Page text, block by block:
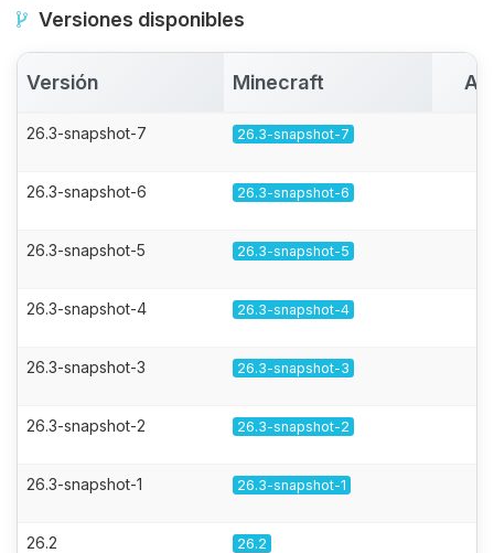
Versiones disponibles
Versión Minecraft
26.3-snapshot-7 26.3-snapshot-7
26.3-snapshot-6 26.3-snapshot-6
26.3-snapshot-5 26.3-snapshot-5
26.3-snapshot-4 26.3-snapshot-4
26.3-snapshot-3 26.3-snapshot-3
26.3-snapshot-2 26.3-snapshot-2
26.3-snapshot-1 26.3-snapshot-1
26.2 26.2